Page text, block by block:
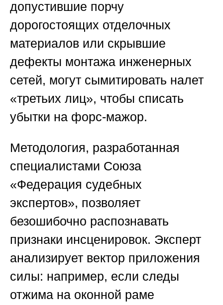
допустившие порчу
дорогостоящих отделочных
материалов или скрывшие
дефекты монтажа инженерных
сетей, могут сымитировать налет
«третьих лиц», чтобы списать
убытки на форс-мажор.
Методология, разработанная
специалистами Союза
«Федерация судебных
экспертов», позволяет
безошибочно распознавать
признаки инсценировок. Эксперт
анализирует вектор приложения
силы: например, если следы
отжима на оконной раме